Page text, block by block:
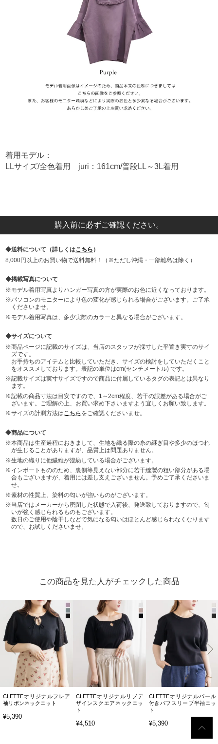
着用モデル：
LLサイズ/全色着用 juri：161cm/普段LL～3L着用
購入前に必ずご確認ください。
送料について（詳しくはこちら ）
8,000円以上のお買い物で送料無料！（※ただし沖縄・一部離島は除く）
掲載写真について
モデル着用写真よりハンガー写真の方が実際のお色に近くなっております。
パソコンのモニターにより色の変化が感じられる場合がございます。ご了承
くださいませ。
モデル着用写真は、多少実際のカラーと異なる場合がございます。
サイズについて
商品ページに記載のサイズは、当店のスタッフが採寸した平置き実寸のサイ
ズです。
お手持ちのアイテムと比較していただき、サイズの検討をしていただくこと
をオススメしております。表記の単位はcm(センチメートル) です。
記載サイズは実寸サイズですので商品に付属しているタグの表記とは異なり
ます。
記載の商品寸法は目安ですので、1～2cm程度、若干の誤差がある場合がご
ざいます。ご理解の上、お買い求め下さいますよう宜しくお願い致します。
サイズの計測方法はこちら をご確認くださいませ。
商品について
本商品は生産過程におきまして、生地を織る際の糸の継ぎ目や多少のほつれ
が生じることがありますが、品質上は問題ありません。
生地の織りに他繊維が混紡している場合がございます。
インポートもののため、裏側等見えない部分に若干縫製の粗い部分がある場
合もございますが、着用には差し支えございません。予めご了承くださいま
せ。
素材の性質上、染料の匂いが強いものがございます。
当店ではメーカーから密閉した状態で入荷後、発送致しておりますので、匂
いが強く感じられるものもございます。
数日のご使用や陰干しなどで気になる匂いはほとんど感じられなくなります
ので、お試しくださいませ。
この商品を見た人がチェックした商品
CLETTEオリジナルフレア
袖リボンネックニット
¥5,390
CLETTEオリジナルリブデ
ザインスクエアネックニッ
ト
¥4,510
CLETTEオリジナルパール
付きパフスリーブ半袖ニッ
ト
¥5,390